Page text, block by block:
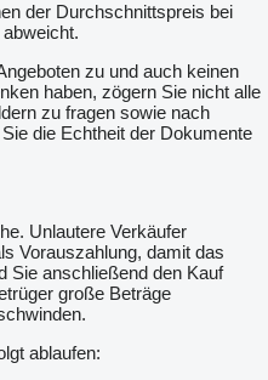
der Durchschnittspreis bei
zu und auch keinen
haben, zögern Sie nicht alle
zu fragen sowie nach
die Echtheit der Dokumente
Unlautere Verkäufer
Vorauszahlung, damit das
Sie anschließend den Kauf
große Beträge
ablaufen: